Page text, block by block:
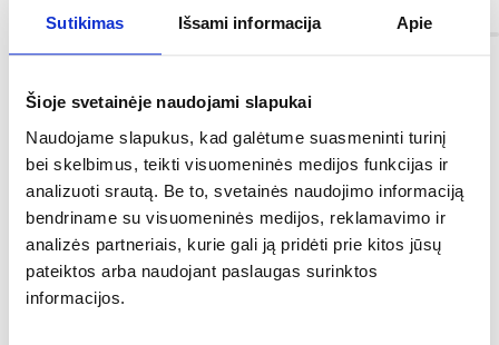
Sutikimas Išsami informacija Apie
Šioje svetainėje naudojami slapukai
Naudojame slapukus, kad galėtume suasmeninti turinį
bei skelbimus, teikti visuomeninės medijos funkcijas ir
analizuoti srautą. Be to, svetainės naudojimo informaciją
bendriname su visuomeninės medijos, reklamavimo ir
analizės partneriais, kurie gali ją pridėti prie kitos jūsų
pateiktos arba naudojant paslaugas surinktos
informacijos.
Informacija
Spalva:
rudas
Apmušalų medžiaga:
audinys
Asortimento tipas:
taburetės
Svoris [kg]: